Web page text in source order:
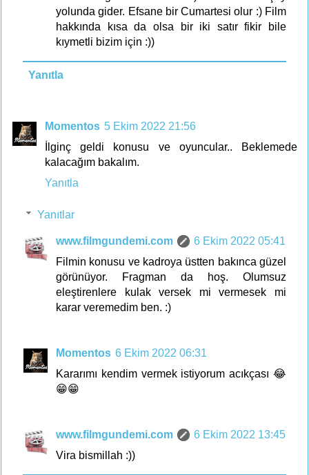
yolunda gider. Efsane bir Cumartesi olur :) Film
hakkında kısa da olsa bir iki satır fikir bile
kıymetli bizim için :))
Yanıtla
Momentos 5 Ekim 2022 21:56
İlginç geldi konusu ve oyuncular.. Beklemede
kalacağım bakalım.
Yanıtla
Yanıtlar
www.filmgundemi.com
6 Ekim 2022 05:41
Filmin konusu ve kadroya üstten bakınca güzel
görünüyor. Fragman da hoş. Olumsuz
eleştirenlere kulak versek mi vermesek mi
karar veremedim ben. :)
Momentos 6 Ekim 2022 06:31
Kararımı kendim vermek istiyorum acıkçası 😂
😁😁
www.filmgundemi.com
6 Ekim 2022 13:45
Vira bismillah :))